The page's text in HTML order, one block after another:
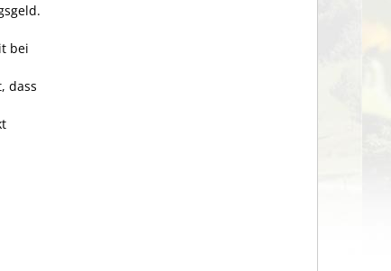
.
bei
dass